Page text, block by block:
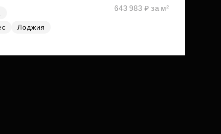
Лоджия
643 983 ₽ за м²